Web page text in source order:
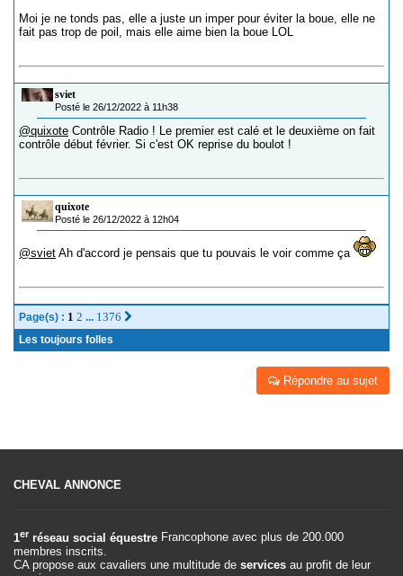
Moi je ne tonds pas, elle a juste un imper pour éviter la boue, elle ne
fait pas trop de poil, mais elle aime bien la boue LOL
sviet
Posté le 26/12/2022 à 11h38
@quixote Contrôle Radio ! Le premier est calé et le deuxième on fait
contrôle début février. Si c'est OK reprise du boulot !
quixote
Posté le 26/12/2022 à 12h04
@sviet Ah d'accord je pensais que tu pouvais le voir comme ça
Page(s) : 1 2 ... 1376
Les toujours folles
Répondre au sujet
CHEVAL ANNONCE
1er réseau social équestre Francophone avec plus de 200.000
membres inscrits.
CA propose aux cavaliers une multitude de services au profit de leur